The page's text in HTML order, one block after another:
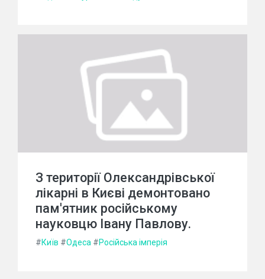
З території Олександрівської
лікарні в Києві демонтовано
пам'ятник російському
науковцю Івану Павлову.
#Київ #Одеса #Російська імперія